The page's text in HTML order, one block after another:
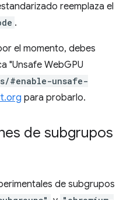
reemplaza el
.
el momento, debes
"Unsafe WebGPU
#enable-unsafe-
para probarlo.
de subgrupos
de subgrupos